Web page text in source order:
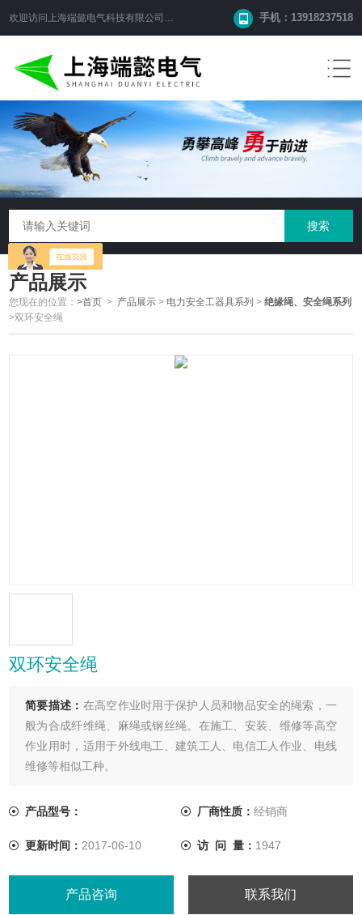
欢迎访问 上海端懿电气科技有限公司 网站！ 手机：13918237518
产品展示
您现在的位置：>首页 > 产品展示 > 电力安全工器具系列 >绝缘绳、安全绳系列
>双环安全绳
双环安全绳
简要描述： 在高空作业时用于保护人员和物品安全的绳索，一
般为合成纤维绳、麻绳或钢丝绳。在施工、安装、维修等高空
作业用时，适用于外线电工、建筑工人、电信工人作业、电线
维修等相似工种。
产品型号： 厂商性质： 经销商
更新时间： 2017-06-10 访 问 量： 1947
产品咨询 联系我们